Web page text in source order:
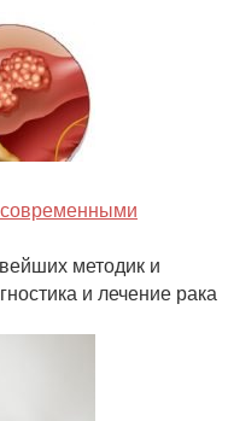
методик и
и лечение рака